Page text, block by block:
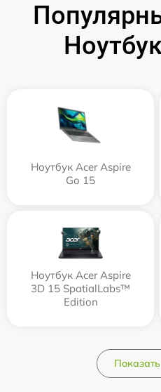
Ноутбук Acer Aspire
Go 15
Ноутбук Acer Aspire
3D 15 SpatialLabs™
Edition